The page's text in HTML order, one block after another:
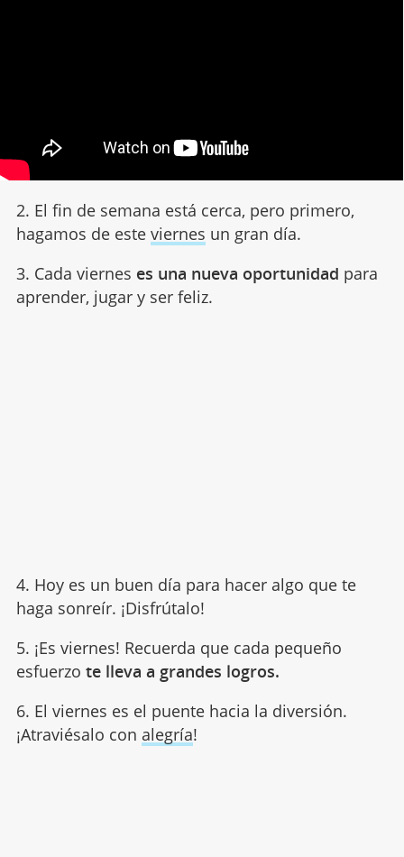
2. El fin de semana está cerca, pero primero,
hagamos de este viernes un gran día.
3. Cada viernes es una nueva oportunidad para
aprender, jugar y ser feliz.
4. Hoy es un buen día para hacer algo que te
haga sonreír. ¡Disfrútalo!
5. ¡Es viernes! Recuerda que cada pequeño
esfuerzo te lleva a grandes logros.
6. El viernes es el puente hacia la diversión.
¡Atraviésalo con alegría!